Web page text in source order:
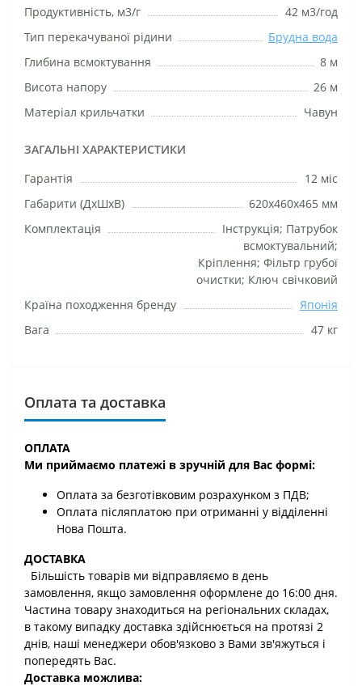
Продуктивність, м3/г
42 м3/год
Тип перекачуваної рідини
Брудна вода
Глибина всмоктування
8 м
Висота напору
26 м
Матеріал крильчатки
Чавун
ЗАГАЛЬНІ ХАРАКТЕРИСТИКИ
Гарантія
12 міс
Габарити (ДхШхВ)
620х460х465 мм
Комплектація
Інструкція; Патрубок
всмоктувальний;
Кріплення; Фільтр грубої
очистки; Ключ свічковий
Країна походження бренду
Японія
Вага
47 кг
Оплата та доставка
ОПЛАТА
Ми приймаємо платежі в зручній для Вас формі:
Оплата за безготівковим розрахунком з ПДВ;
Оплата післяплатою при отриманні у відділенні
Нова Пошта.
ДОСТАВКА
Більшість товарів ми відправляємо в день
замовлення, якщо замовлення оформлене до 16:00 дня.
Частина товару знаходиться на регіональних складах,
в такому випадку доставка здійснюється на протязі 2
днів, наші менеджери обов'язково з Вами зв'яжуться і
попередять Вас.
Доставка можлива: